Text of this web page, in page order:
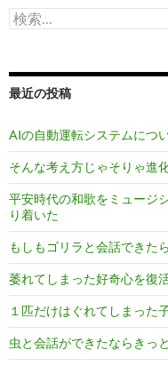
検
索:
最近の投稿
AIの自動運転システムにつ
そんな考え方じゃそりゃ進
平安時代の和歌をミュージ
り着いた
もしもゴリラと会話できた
萎れてしまった好奇心を復
１匹だけはぐれてしまった
虫と会話ができたならきっ